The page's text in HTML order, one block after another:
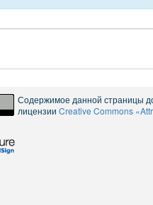
Содержимое данной страницы
лицензии Creative Commons